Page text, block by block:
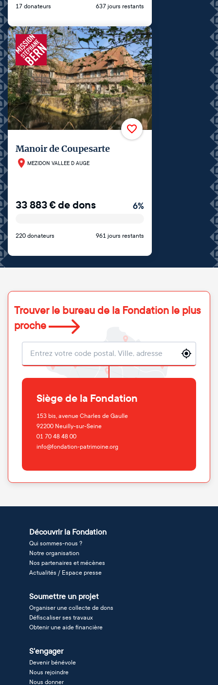
17 donateurs 637 jours restants
Manoir de Coupesarte
MEZIDON VALLEE D AUGE
33 883€de dons 6%
220 donateurs 961 jours restants
Trouver le bureau de la Fondation le plus
proche
Localisation
Siège de la Fondation
153 bis, avenue Charles de Gaulle
92200 Neuilly-sur-Seine
01 70 48 48 00
info@fondation-patrimoine.org
Découvrir la Fondation
Qui sommes-nous ?
Notre organisation
Nos partenaires et mécènes
Actualités / Espace presse
Soumettre un projet
Organiser une collecte de dons
Défiscaliser ses travaux
Obtenir une aide financière
S'engager
Devenir bénévole
Nous rejoindre
Nous donner